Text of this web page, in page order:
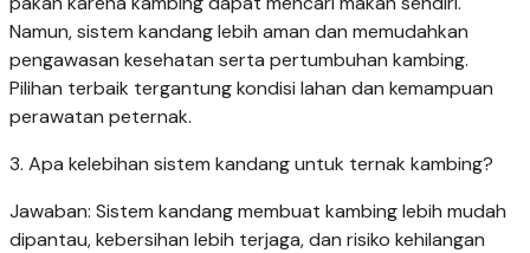
Namun, sistem kandang lebih aman dan memudahkan
pengawasan kesehatan serta pertumbuhan kambing.
Pilihan terbaik tergantung kondisi lahan dan kemampuan
perawatan peternak.
3. Apa kelebihan sistem kandang untuk ternak kambing?
Jawaban: Sistem kandang membuat kambing lebih mudah
dipantau, kebersihan lebih terjaga, dan risiko kehilangan